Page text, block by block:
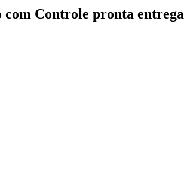
com Controle pronta entrega